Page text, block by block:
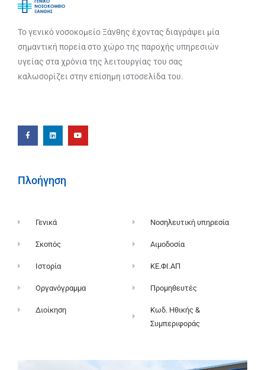
Το γενικό νοσοκομείο Ξάνθης έχοντας διαγράψει μία
σημαντική πορεία στο χώρο της παροχής υπηρεσιών
υγείας στα χρόνια της λειτουργίας του σας
καλωσορίζει στην επίσημη ιστοσελίδα του.
Πλοήγηση
Γενικά
Σκοπός
Ιστορία
Οργανόγραμμα
Διοίκηση
Νοσηλευτική υπηρεσία
Αιμοδοσία
ΚΕ.ΦΙ.ΑΠ
Προμηθευτές
Κωδ. Ηθικής &
Συμπεριφοράς